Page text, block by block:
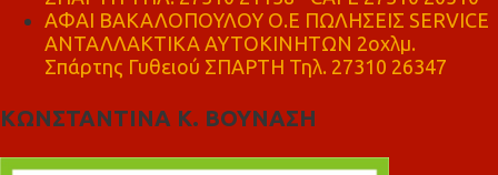
ΑΦΑΙ ΒΑΚΑΛΟΠΟΥΛΟΥ Ο.Ε ΠΩΛΗΣΕΙΣ SERVICE
ΑΝΤΑΛΛΑΚΤΙΚΑ ΑΥΤΟΚΙΝΗΤΩΝ 2οχλμ.
Σπάρτης Γυθειού ΣΠΑΡΤΗ Τηλ. 27310 26347
ΚΩΝΣΤΑΝΤΙΝΑ Κ. ΒΟΥΝΑΣΗ